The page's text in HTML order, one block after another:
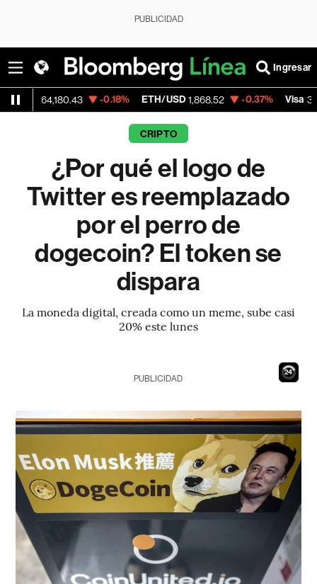
PUBLICIDAD
Ingresar
-0.18% ETH/USD 1,868.52 -0.37% Visa 369.59
CRIPTO
¿Por qué el logo de
Twitter es reemplazado
por el perro de
dogecoin? El token se
dispara
La moneda digital, creada como un meme, sube casi
20% este lunes
23
PUBLICIDAD